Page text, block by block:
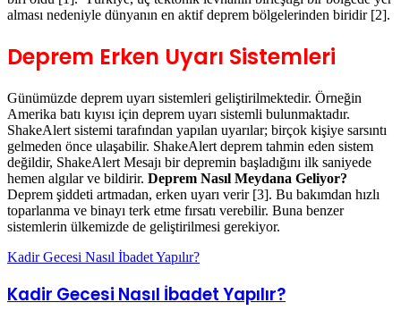
Deprem Erken Uyarı Sistemleri
Günümüzde deprem uyarı sistemleri geliştirilmektedir. Örneğin
ShakeAlert sistemi tarafından yapılan uyarılar; birçok kişiye sarsıntı
gelmeden önce ulaşabilir. ShakeAlert deprem tahmin eden sistem
değildir, ShakeAlert Mesajı bir depremin başladığını ilk saniyede
hemen algılar ve bildirir.Deprem Nasıl Meydana Geliyor?
Deprem şiddeti artmadan, erken uyarı verir [3]. Bu bakımdan hızlı
toparlanma ve binayı terk etme fırsatı verebilir. Buna benzer
sistemlerin ülkemizde de geliştirilmesi gerekiyor.
Kadir Gecesi Nasıl İbadet Yapılır?
Kadir Gecesi Nasıl İbadet Yapılır?
Gelecekte Önemli Bir Meslek Haline Gelecek Meslekler